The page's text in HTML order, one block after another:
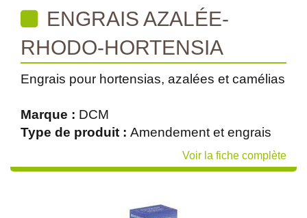
ENGRAIS AZALÉE-
RHODO-HORTENSIA
Engrais pour hortensias, azalées et camélias
Marque : DCM
Type de produit : Amendement et engrais
Voir la fiche complète